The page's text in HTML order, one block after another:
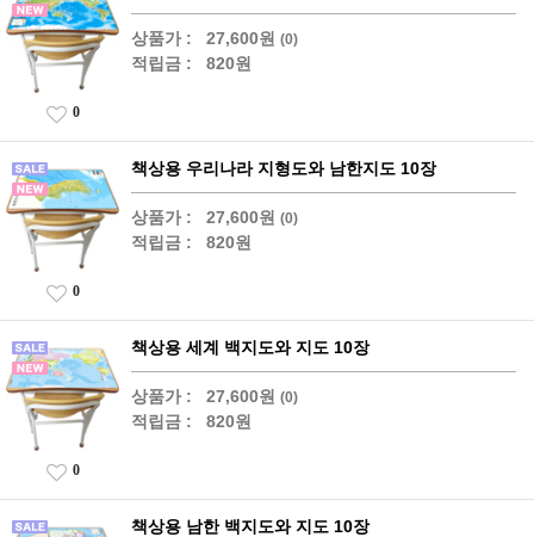
상품가 : 27,600원 (0)
적립금 : 820원
0
책상용 우리나라 지형도와 남한지도 10장
상품가 : 27,600원 (0)
적립금 : 820원
0
책상용 세계 백지도와 지도 10장
상품가 : 27,600원 (0)
적립금 : 820원
0
책상용 남한 백지도와 지도 10장